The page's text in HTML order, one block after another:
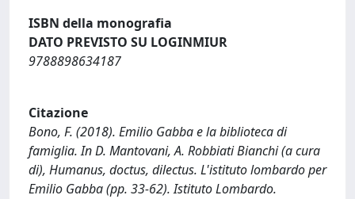
ISBN della monografia
DATO PREVISTO SU LOGINMIUR
9788898634187
Citazione
Bono, F. (2018). Emilio Gabba e la biblioteca di
famiglia. In D. Mantovani, A. Robbiati Bianchi (a cura
di), Humanus, doctus, dilectus. L'istituto lombardo per
Emilio Gabba (pp. 33-62). Istituto Lombardo.